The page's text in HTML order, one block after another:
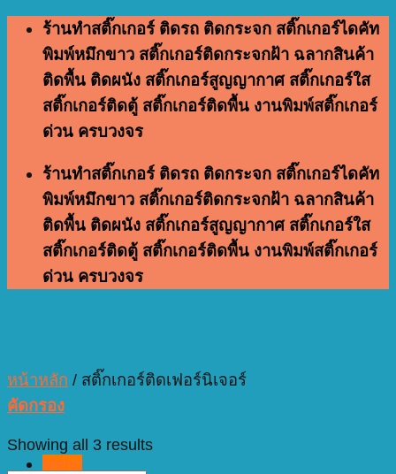
Skip
content
ร้านทำสติ๊กเกอร์ ติดรถ ติดกระจก สติ๊กเกอร์ไดคัท
พิมพ์หมึกขาว สติ๊กเกอร์ติดกระจกฝ้า ฉลากสินค้า
ติดพื้น ติดผนัง สติ๊กเกอร์สูญญากาศ สติ๊กเกอร์ใส
สติ๊กเกอร์ติดตู้ สติ๊กเกอร์ติดพื้น งานพิมพ์สติ๊กเกอร์
ด่วน ครบวงจร
ร้านทำสติ๊กเกอร์ ติดรถ ติดกระจก สติ๊กเกอร์ไดคัท
พิมพ์หมึกขาว สติ๊กเกอร์ติดกระจกฝ้า ฉลากสินค้า
ติดพื้น ติดผนัง สติ๊กเกอร์สูญญากาศ สติ๊กเกอร์ใส
สติ๊กเกอร์ติดตู้ สติ๊กเกอร์ติดพื้น งานพิมพ์สติ๊กเกอร์
ด่วน ครบวงจร
Menu
หน้าหลัก / สติ๊กเกอร์ติดเฟอร์นิเจอร์
คัดกรอง
Showing all 3 results